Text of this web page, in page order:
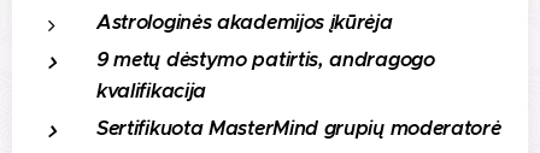
Astrologinės akademijos įkūrėja
9 metų dėstymo patirtis, andragogo
kvalifikacija
Sertifikuota MasterMind grupių moderatorė